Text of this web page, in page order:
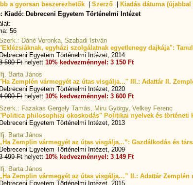
a gyorsan beszerezhetők Szerző Kiadás dátuma (újabbal
Kiadó: Debreceni Egyetem Történelmi Intézet
56
Dáné Veronka, Szabadi István
egyházi szolgálatnak egyetlenegy dajkája":
Debreceni Egyetem Történelmi Intézet, 2014
500 Ft helyett 10% kedvezménnyel: 3 150 Ft
Ifj. Barta János
Zemplén vármegyét az útas visgálja..." III.: Adattár II.
Debreceni Egyetem Történelmi Intézet, 2020
000 Ft helyett 10% kedvezménnyel: 3 600 Ft
Fazakas Gergely Tamás, Miru György, Velkey Ferenc
philosophiai okoskodás" Politikai nyelvek és történeti
Debreceni Egyetem Történelmi Intézet, 2013
Ifj. Barta János
„Ha Zemplin vármegyét az útas visgálja...”: Gazdálkodás és
Debreceni Egyetem Történelmi Intézet, 2009
499 Ft helyett 10% kedvezménnyel: 3 149 Ft
Ifj. Barta János
„Ha Zemplin vármegyét az útas visgálja…” II.: Adattár Zemplén
Debreceni Egyetem Történelmi Intézet, 2015